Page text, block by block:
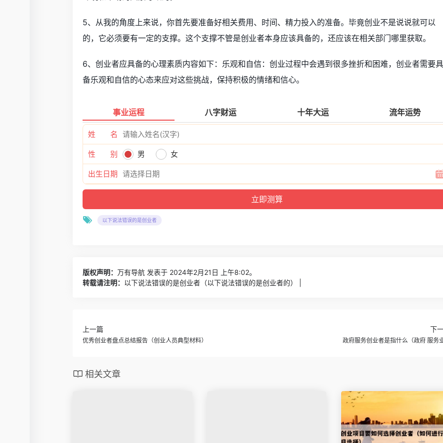
5、从我的角度上来说，你首先要准备好相关费用、时间、精力投入的准备。毕竟创业不是说说就可以
的，它必须要有一定的支撑。这个支撑不管是创业者本身应该具备的，还应该在相关部门哪里获取。
6、创业者应具备的心理素质内容如下：乐观和自信：创业过程中会遇到很多挫折和困难，创业者需要具
备乐观和自信的心态来应对这些挑战，保持积极的情绪和信心。
事业运程 八字财运 十年大运 流年运势
姓 名
性 别 男 女
出生日期
以下说法错误的是创业者
版权声明： 万有导航 发表于 2024年2月21日 上午8:02。
转载请注明： 以下说法错误的是创业者（以下说法错误的是创业者的） |
上一篇
优秀创业者盘点总结报告（创业人员典型材料）
下
政府服务创业者是指什么（政府 服务
相关文章